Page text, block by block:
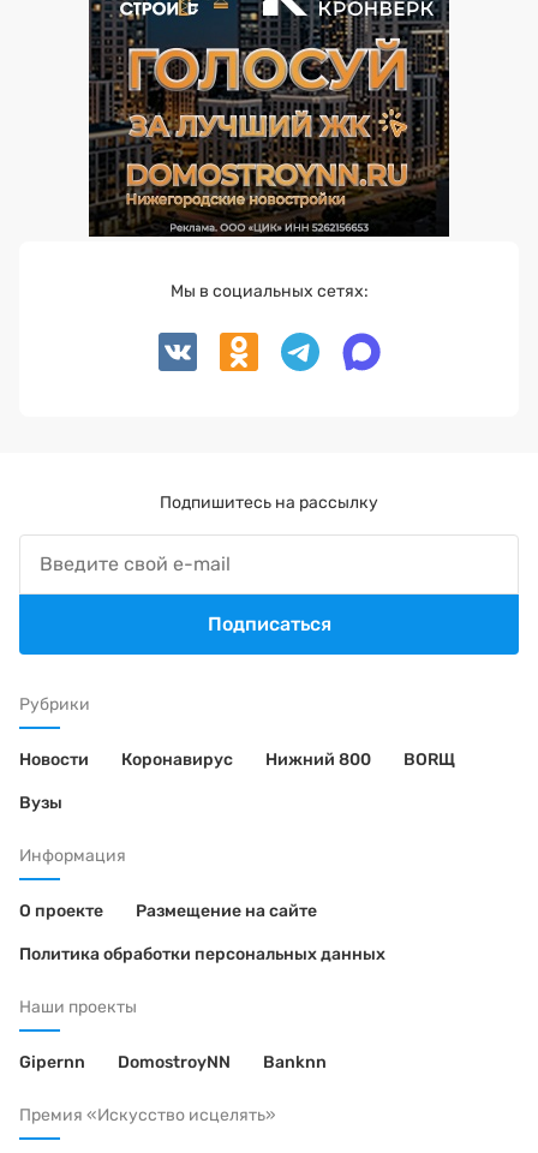
Рубрики
Новости Коронавирус Нижний 800 BORЩ
Вузы
Информация
О проекте Размещение на сайте
Политика обработки персональных данных
Наши проекты
Gipernn DomostroyNN Banknn
Премия «Искусство исцелять»
Мы в социальных сетях:
Подпишитесь на рассылку
Подписаться